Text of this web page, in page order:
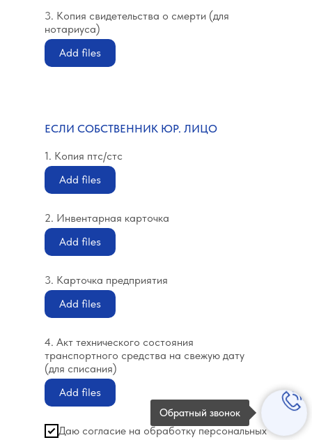
Обратный звонок
3. Копия свидетельства о смерти (для
нотариуса)
Add files
ЕСЛИ СОБСТВЕННИК ЮР. ЛИЦО
1. Копия птс/стс
Add files
2. Инвентарная карточка
Add files
3. Карточка предприятия
Add files
4. Акт технического состояния
транспортного средства на свежую дату
(для списания)
Add files
Даю согласие на обработку персональных